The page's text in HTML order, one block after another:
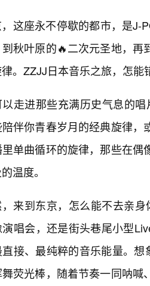
这座永不停歇的都市，是J-
秋叶原的🔥二次元圣地，
。ZZJJ日本音乐之旅，怎能
走进那些充满历史气息的
伴你青春岁月的经典旋律
单曲循环的旋律，那些在
温度。
，来到东京，怎么能不去亲
演唱会，还是街头巷尾小型
接、最纯粹的音乐能量。
荧光棒，随着节奏一同呐